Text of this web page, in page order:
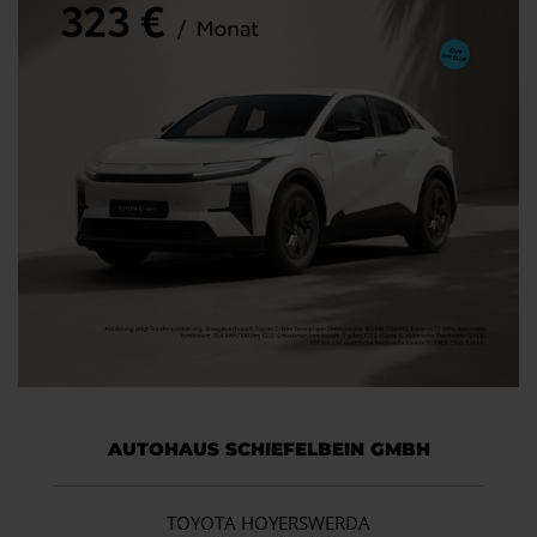
AUTOHAUS SCHIEFELBEIN GMBH
TOYOTA HOYERSWERDA